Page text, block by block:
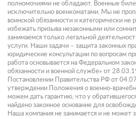
полномочиями не обладают. Военные
исключительно военкоматами. Мы не
воинской обязанности и категорически
избежать призыва незаконными или
занимаемся только легальной
услуги. Наши задачи – защита законных
юридические консультации по вопросам
работа основывается на Федеральном
обязанности и военной службе» от
Постановлении Правительства РФ от
утверждении Положения о военно-
можем дать гарантию, что у
найдено законное основание для
Наша компания не занимается и не может